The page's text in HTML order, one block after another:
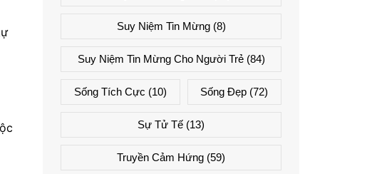
Suy Niệm Tin Mừng(8)
Suy Niệm Tin Mừng Cho Người Trẻ(84)
Sống Tích Cực (10) Sống Đẹp (72)
Sự Tử Tế (13)
Truyền Cảm Hứng (59)